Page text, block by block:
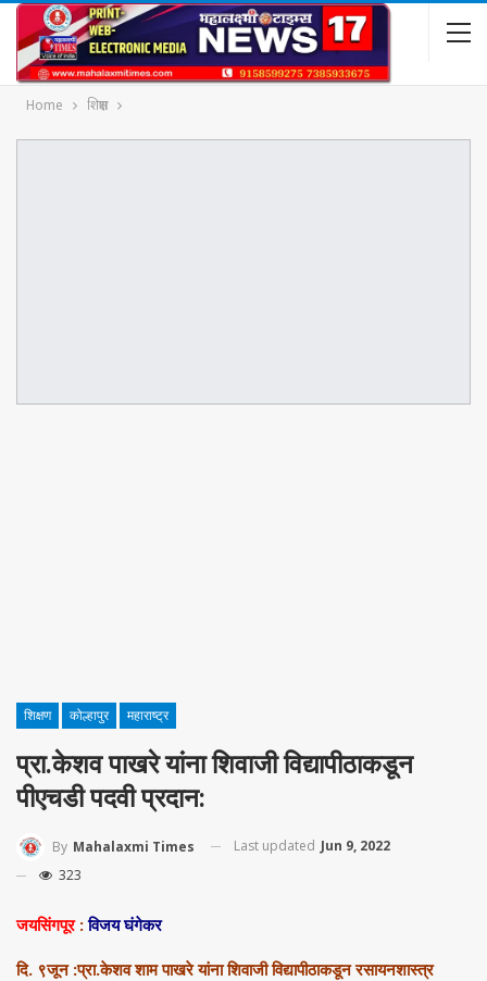
Home शिक्षण
शिक्षण कोल्हापुर महाराष्ट्र
प्रा.केशव पाखरे यांना शिवाजी विद्यापीठाकडून
पीएचडी पदवी प्रदान:
By Mahalaxmi Times Last updated Jun 9, 2022
323
जयसिंगपूर:विजय घंगेकर
दि. ९जून :प्रा.केशव शाम पाखरे यांना शिवाजी विद्यापीठाकडून रसायनशास्त्र